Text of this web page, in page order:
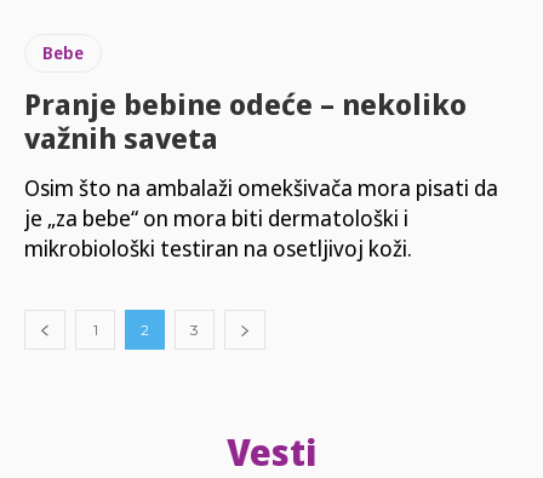
Bebe
Pranje bebine odeće – nekoliko
važnih saveta
Osim što na ambalaži omekšivača mora pisati da
je „za bebe“ on mora biti dermatološki i
mikrobiološki testiran na osetljivoj koži.
1 2 3
Vesti